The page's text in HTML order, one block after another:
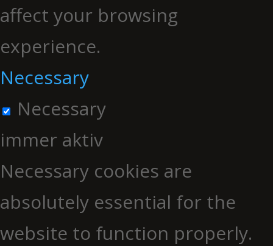
affect your browsing
experience.
Necessary
Necessary
immer aktiv
Necessary cookies are
absolutely essential for the
website to function properly.